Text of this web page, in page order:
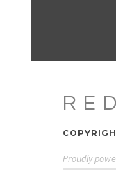
Proudly